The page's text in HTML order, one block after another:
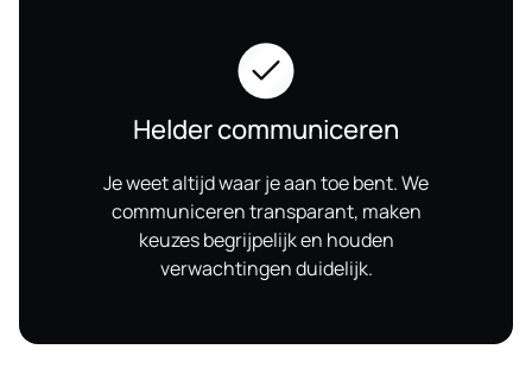
Helder communiceren
Je weet altijd waar je aan toe bent. We
communiceren transparant, maken
keuzes begrijpelijk en houden
verwachtingen duidelijk.